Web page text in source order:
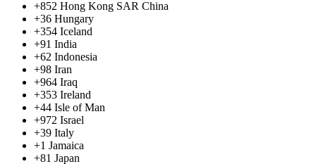
+852 Hong Kong SAR China
+36 Hungary
+354 Iceland
+91 India
+62 Indonesia
+98 Iran
+964 Iraq
+353 Ireland
+44 Isle of Man
+972 Israel
+39 Italy
+1 Jamaica
+81 Japan